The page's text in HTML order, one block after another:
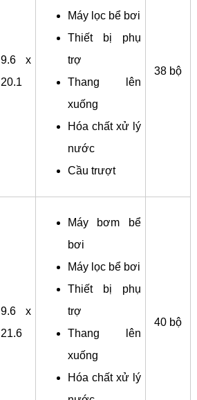
9.6 x
20.1
Máy lọc bể bơi
Thiết bị phụ
trợ
Thang lên
xuống
Hóa chất xử lý
nước
Cầu trượt
38 bộ
9.6 x
21.6
Máy bơm bể
bơi
Máy lọc bể bơi
Thiết bị phụ
trợ
Thang lên
xuống
Hóa chất xử lý
40 bộ